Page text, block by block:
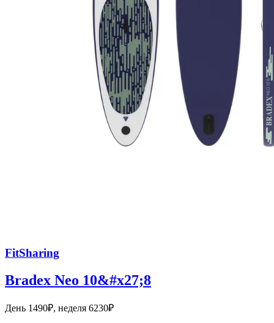
FitSharing
Bradex Neo 10&#x27;8
День 1490₽, неделя 6230₽